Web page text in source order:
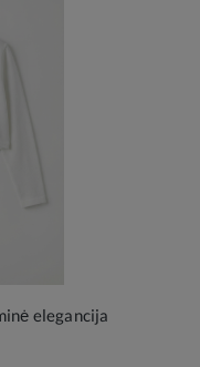
elegancija